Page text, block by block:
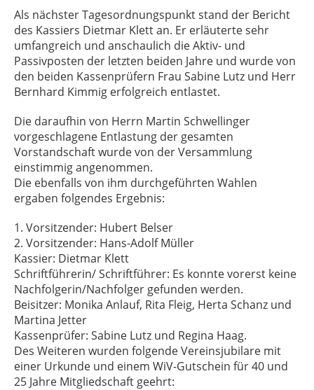
Als nächster Tagesordnungspunkt stand der Bericht
des Kassiers Dietmar Klett an. Er erläuterte sehr
umfangreich und anschaulich die Aktiv- und
Passivposten der letzten beiden Jahre und wurde von
den beiden Kassenprüfern Frau Sabine Lutz und Herr
Bernhard Kimmig erfolgreich entlastet.
Die daraufhin von Herrn Martin Schwellinger
vorgeschlagene Entlastung der gesamten
Vorstandschaft wurde von der Versammlung
einstimmig angenommen.
Die ebenfalls von ihm durchgeführten Wahlen
ergaben folgendes Ergebnis:
1. Vorsitzender: Hubert Belser
2. Vorsitzender: Hans-Adolf Müller
Kassier: Dietmar Klett
Schriftführerin/ Schriftführer: Es konnte vorerst keine
Nachfolgerin/Nachfolger gefunden werden.
Beisitzer: Monika Anlauf, Rita Fleig, Herta Schanz und
Martina Jetter
Kassenprüfer: Sabine Lutz und Regina Haag.
Des Weiteren wurden folgende Vereinsjubilare mit
einer Urkunde und einem WiV-Gutschein für 40 und
25 Jahre Mitgliedschaft geehrt: